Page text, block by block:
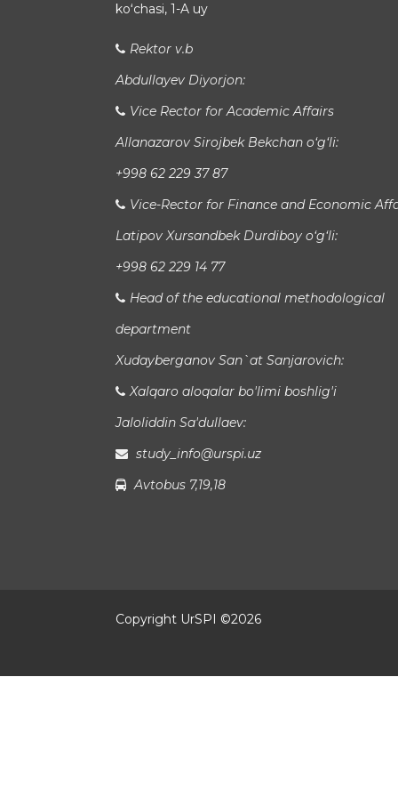
koʻchasi, 1-A uy
Rektor v.b
Abdullayev Diyorjon:
Vice Rector for Academic Affairs
Allanazarov Sirojbek Bekchan o‘g‘li:
+998 62 229 37 87
Vice-Rector for Finance and Economic
Latipov Xursandbek Durdiboy o‘g‘li:
+998 62 229 14 77
Head of the educational methodological
department
Xudayberganov San`at Sanjarovich:
Xalqaro aloqalar bo'limi boshlig'i
Jaloliddin Sa'dullaev:
study_info@urspi.uz
Avtobus 7,19,18
Copyright UrSPI ©2026